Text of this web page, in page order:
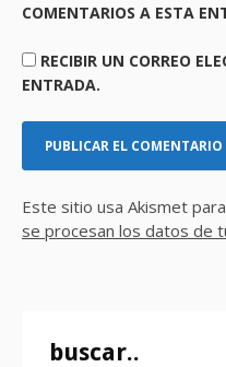
COMENTARIOS A ESTA
RECIBIR UN CORREO
ENTRADA.
Este sitio usa Akismet
se procesan los datos de
buscar..